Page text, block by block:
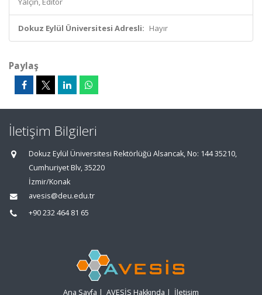
Dokuz Eylül Üniversitesi Adresli: Hayır
Paylaş
İletişim Bilgileri
Dokuz Eylül Üniversitesi Rektörlüğü Alsancak, No: 144 35210,
Cumhuriyet Blv, 35220
İzmir/Konak
avesis@deu.edu.tr
+90 232 464 81 65
Ana Sayfa | AVESİS Hakkında | İletişim